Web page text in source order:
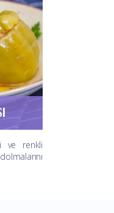
ve renkli